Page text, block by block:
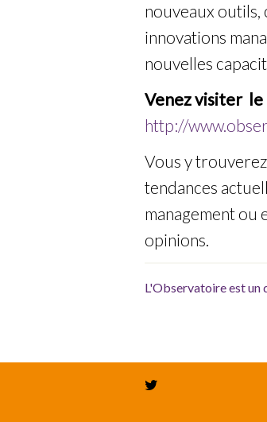
nouveaux outils,
innovations
nouvelles
Venez visiter
http://
Vous y
tendances
management ou
opinions.
L'Observatoire est un